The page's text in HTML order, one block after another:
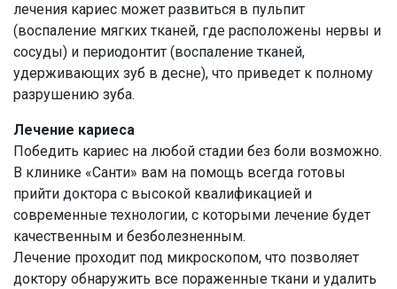
лечения кариес может развиться в пульпит
(воспаление мягких тканей, где расположены нервы и
сосуды) и периодонтит (воспаление тканей,
удерживающих зуб в десне), что приведет к полному
разрушению зуба.
Лечение кариеса
Победить кариес на любой стадии без боли возможно.
В клинике «Санти» вам на помощь всегда готовы
прийти доктора с высокой квалификацией и
современные технологии, с которыми лечение будет
качественным и безболезненным.
Лечение проходит под микроскопом, что позволяет
доктору обнаружить все пораженные ткани и удалить